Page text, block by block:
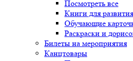
Посмотреть все
Книги для
Обучающие
Раскраски и
Билеты на мероприятия
Канцтовары